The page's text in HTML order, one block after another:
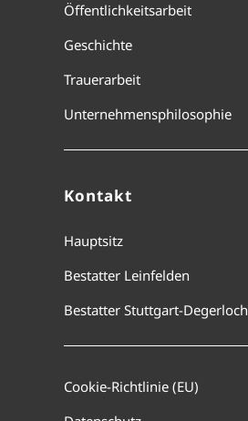
Öffentlichkeitsarbeit
Geschichte
Trauerarbeit
Unternehmensphilosophie
Kontakt
Hauptsitz
Bestatter Leinfelden
Bestatter Stuttgart-Degerloch
Cookie-Richtlinie (EU)